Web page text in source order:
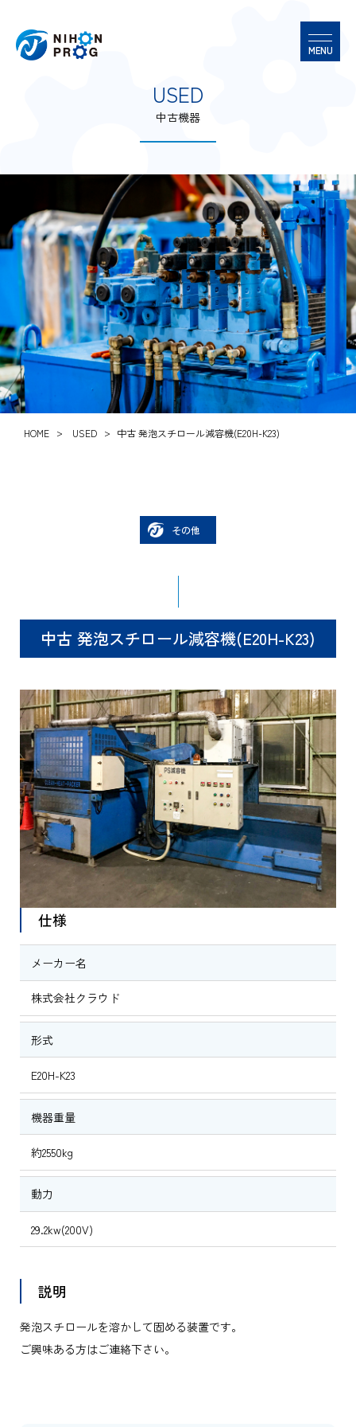
USED
中古機器
HOME USED 中古 発泡スチロール減容機(E20H-K23)
その他
中古 発泡スチロール減容機(E20H-K23)
仕様
メーカー名
株式会社クラウド
形式
E20H-K23
機器重量
約2550kg
動力
29.2kw(200V)
説明
発泡スチロールを溶かして固める装置です。
ご興味ある方はご連絡下さい。